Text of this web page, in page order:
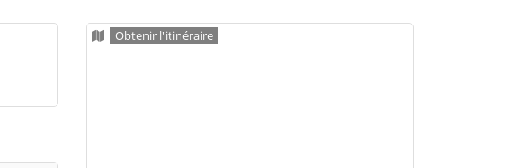
Obtenir l'itinéraire